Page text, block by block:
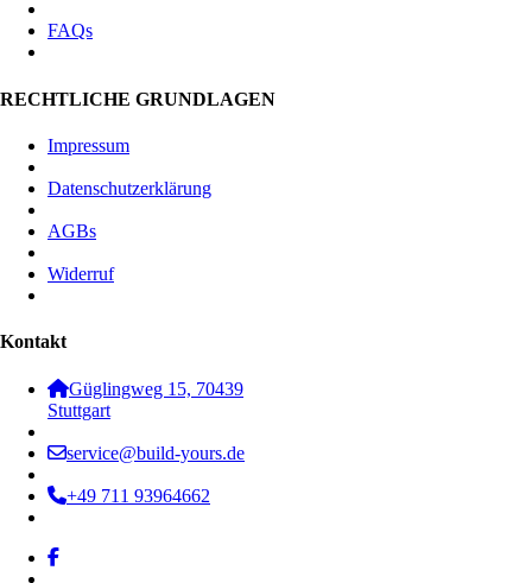
FAQs
RECHTLICHE GRUNDLAGEN
Impressum
Datenschutzerklärung
AGBs
Widerruf
Kontakt
Güglingweg 15, 70439
Stuttgart
service@build-yours.de
+49 711 93964662